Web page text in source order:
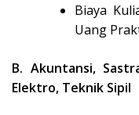
Biaya
Uang
B. Akuntansi,
Elektro, Teknik Sipil